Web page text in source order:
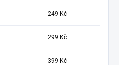
249 Kč
299 Kč
399 Kč